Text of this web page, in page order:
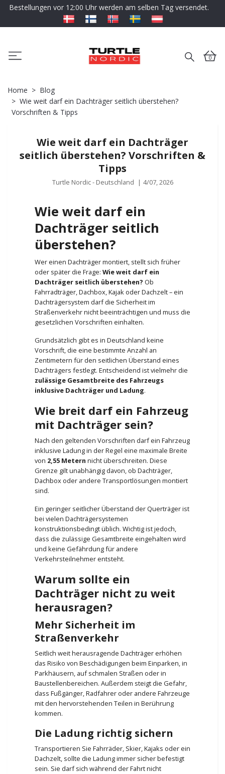
Bestellungen vor 12:00 Uhr werden am selben Tag versendet.
0
Home
Blog
Wie weit darf ein Dachträger seitlich überstehen?
Vorschriften & Tipps
Wie weit darf ein Dachträger
seitlich überstehen? Vorschriften &
Tipps
Turtle Nordic - Deutschland | 4/07, 2026
Wie weit darf ein
Dachträger seitlich
überstehen?
Wer einen Dachträger montiert, stellt sich früher
oder später die Frage: Wie weit darf ein
Dachträger seitlich überstehen? Ob
Fahrradträger, Dachbox, Kajak oder Dachzelt – ein
Dachträgersystem darf die Sicherheit im
Straßenverkehr nicht beeinträchtigen und muss die
gesetzlichen Vorschriften einhalten.
Grundsätzlich gibt es in Deutschland keine
Vorschrift, die eine bestimmte Anzahl an
Zentimetern für den seitlichen Überstand eines
Dachträgers festlegt. Entscheidend ist vielmehr die
zulässige Gesamtbreite des Fahrzeugs
inklusive Dachträger und Ladung.
Wie breit darf ein Fahrzeug
mit Dachträger sein?
Nach den geltenden Vorschriften darf ein Fahrzeug
inklusive Ladung in der Regel eine maximale Breite
von 2,55 Metern nicht überschreiten. Diese
Grenze gilt unabhängig davon, ob Dachträger,
Dachbox oder andere Transportlösungen montiert
sind.
Ein geringer seitlicher Überstand der Querträger ist
bei vielen Dachträgersystemen
konstruktionsbedingt üblich. Wichtig ist jedoch,
dass die zulässige Gesamtbreite eingehalten wird
und keine Gefährdung für andere
Verkehrsteilnehmer entsteht.
Warum sollte ein
Dachträger nicht zu weit
herausragen?
Mehr Sicherheit im
Straßenverkehr
Seitlich weit herausragende Dachträger erhöhen
das Risiko von Beschädigungen beim Einparken, in
Parkhäusern, auf schmalen Straßen oder in
Baustellenbereichen. Außerdem steigt die Gefahr,
dass Fußgänger, Radfahrer oder andere Fahrzeuge
mit den hervorstehenden Teilen in Berührung
kommen.
Die Ladung richtig sichern
Transportieren Sie Fahrräder, Skier, Kajaks oder ein
Dachzelt, sollte die Ladung immer sicher befestigt
sein. Sie darf sich während der Fahrt nicht